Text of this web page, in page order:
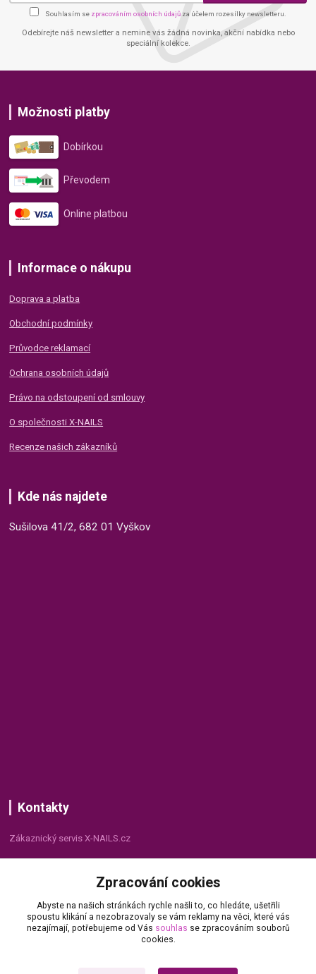
Souhlasím se zpracováním osobních údajů za účelem rozesílky newsletteru.
Odebírejte náš newsletter a nemine vás žádná novinka, akční nabídka nebo
speciální kolekce.
Možnosti platby
Dobírkou
Převodem
Online platbou
Informace o nákupu
Doprava a platba
Obchodní podmínky
Průvodce reklamací
Ochrana osobních údajů
Právo na odstoupení od smlouvy
O společnosti X-NAILS
Recenze našich zákazníků
Kde nás najdete
Sušilova 41/2, 682 01 Vyškov
Kontakty
Zákaznický servis X-NAILS.cz
+420 735 055 075
(Po - Pá, 8 - 16 hod.)
info@x-nails.cz
Zpracování cookies
Abyste na našich stránkách rychle našli to, co hledáte, ušetřili
spoustu klikání a nezobrazovaly se vám reklamy na věci, které vás
nezajímají, potřebujeme od Vás souhlas se zpracováním souborů
cookies.